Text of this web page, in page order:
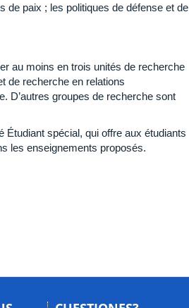
de paix ; les politiques de défense et de
au moins en trois unités de recherche
de recherche en relations
D’autres groupes de recherche sont
spécial, qui offre aux étudiants
les enseignements proposés.